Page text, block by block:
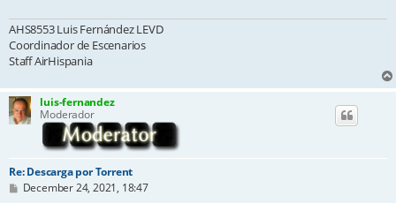
AHS8553 Luis Fernández LEVD
Coordinador de Escenarios
Staff AirHispania
luis-fernandez
Moderador
Re: Descarga por Torrent
PDecember 24, 2021, 18:47